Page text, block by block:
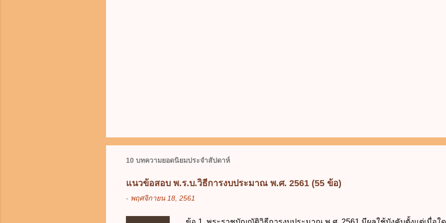
10 บทความยอดนิยมประจำสัปดาห์
แนวข้อสอบ พ.ร.บ.วิธีการงบประมาณ พ.ศ. 2561 (55 ข้อ)
- พฤศจิกายน 18, 2561